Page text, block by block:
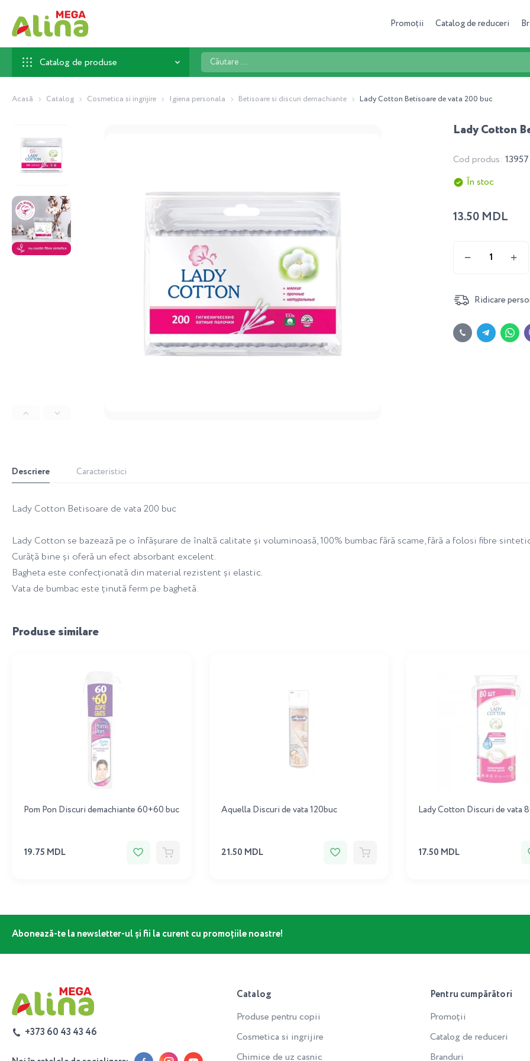
Promoții Catalog de reduceri
Catalog de produse
Căutare
...
Acasă Catalog Cosmetica si ingrijire Igiena personala Betisoare si discuri demachiante Lady Cotton Betisoare de vata 200 buc
Lady Cotton
Cod produs: 13957
În stoc
13.50 MDL
Ridicare
Descriere Caracteristici
Lady Cotton Betisoare de vata 200 buc
Lady Cotton se bazează pe o înfășurare de înaltă calitate și voluminoasă, 100% bumbac fără scame, fără a folosi fibre
Curăță bine și oferă un efect absorbant excelent.
Bagheta este confecționată din material rezistent și elastic.
Vata de bumbac este ținută ferm pe baghetă.
Produse similare
Pom Pon Discuri demachiante 60+60 buc
19.75 MDL
Aquella Discuri de vata 120buc
21.50 MDL
Lady Cotton Discuri de vata
17.50 MDL
Abonează-te la newsletter-ul și fii la curent cu promoțiile noastre!
+373 60 43 43 46
Catalog
Produse pentru copii
Cosmetica si ingrijire
Chimice de uz casnic
Pentru cumpărători
Promoții
Catalog de reduceri
Branduri